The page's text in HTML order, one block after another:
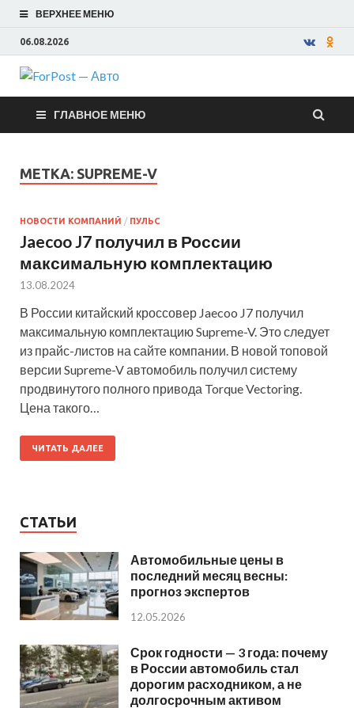
ВЕРХНЕЕ МЕНЮ
06.08.2026
ForPost —
Авто
ГЛАВНОЕ МЕНЮ
МЕТКА: SUPREME-V
НОВОСТИ КОМПАНИЙ / ПУЛЬС
Jaecoo J7 получил в России
максимальную комплектацию
13.08.2024
В России китайский кроссовер Jaecoo J7 получил
максимальную комплектацию Supreme-V. Это следует
из прайс-листов на сайте компании. В новой топовой
версии Supreme-V автомобиль получил систему
продвинутого полного привода Torque Vectoring.
Цена такого…
ЧИТАТЬ ДАЛЕЕ
СТАТЬИ
Автомобильные цены в
последний месяц весны:
прогноз экспертов
12.05.2026
Срок годности — 3 года: почему
в России автомобиль стал
дорогим расходником, а не
долгосрочным активом